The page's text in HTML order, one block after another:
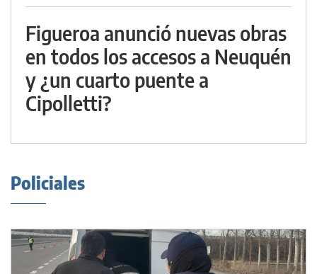
Figueroa anunció nuevas obras
en todos los accesos a Neuquén
y ¿un cuarto puente a
Cipolletti?
Policiales